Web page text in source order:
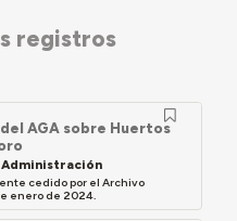
registros
AGA sobre Huertos
cedido por el Archivo
enero de 2024.